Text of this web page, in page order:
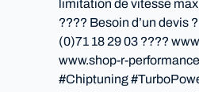
limitation de vitesse
???? Besoin d’un devis
(0)71 18 29 03 ????
www.shop-r-
#Chiptuning